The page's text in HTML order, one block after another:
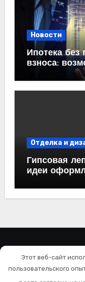
Новости
Ипотека без
взноса:
Отделка и
Гипсовая
идеи
Этот веб-сайт
пользовательского